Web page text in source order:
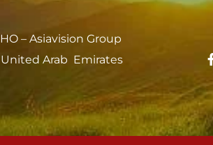
HO – Asiavision Group
United Arab Emirates